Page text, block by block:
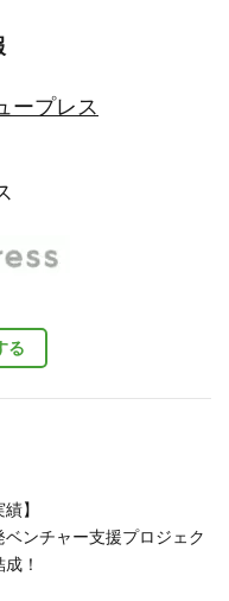
る
ープレス
】
ベンチャー支援プロジェク
！